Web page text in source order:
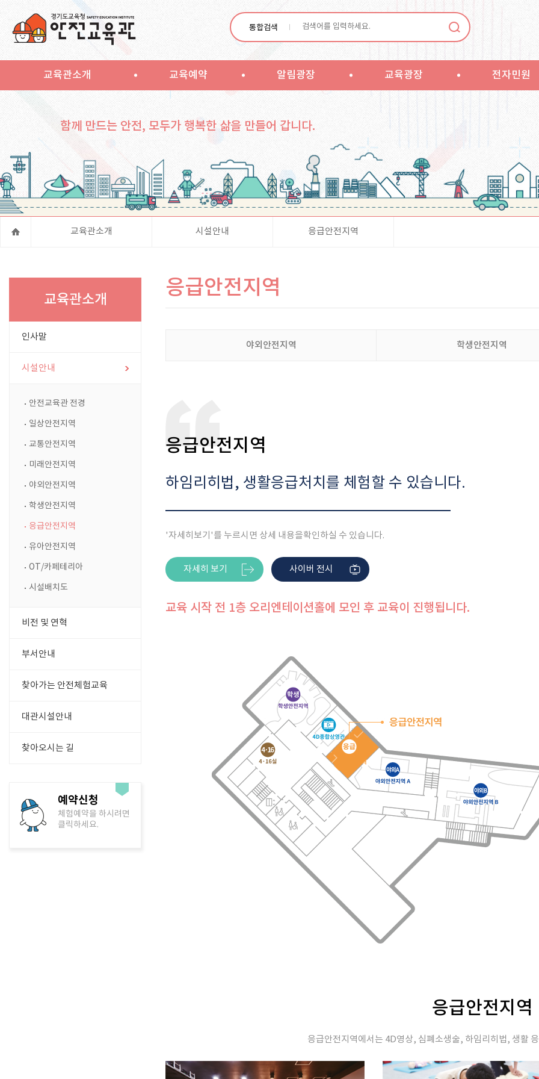
통합검색
교육관소개 교육예약 알림광장 교육광장 전자민원
함께 만드는 안전, 모두가 행복한 삶을 만들어 갑니다.
교육관소개 시설안내 응급안전지역
교육관소개
인사말
시설안내
안전교육관 전경
일상안전지역
교통안전지역
미래안전지역
야외안전지역
학생안전지역
응급안전지역
유아안전지역
OT/카페테리아
시설배치도
비전 및 연혁
부서안내
찾아가는 안전체험교육
대관시설안내
찾아오시는 길
예약신청
체험예약을 하시려면
클릭하세요.
응급안전지역
야외안전지역 학생안전지역
응급안전지역
하임리히법, 생활응급처치를 체험할 수 있습니다.
'자세히보기'를 누르시면 상세 내용을확인하실 수 있습니다.
자세히 보기 사이버 전시
교육 시작 전 1층 오리엔테이션홀에 모인 후 교육이 진행됩니다.
응급안전지역
응급안전지역에서는 4D영상, 심폐소생술, 하임리히법, 생활